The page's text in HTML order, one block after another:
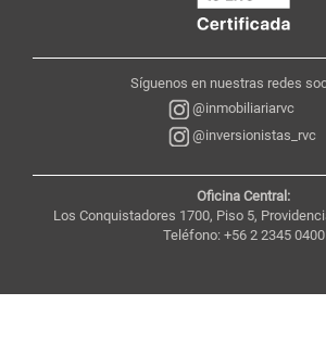
Síguenos en nuestras redes
@inmobiliariarvc
@inversionistas_rvc
Oficina Central:
Los Conquistadores 1700, Piso 5,
Teléfono: +56 2 2345 0400